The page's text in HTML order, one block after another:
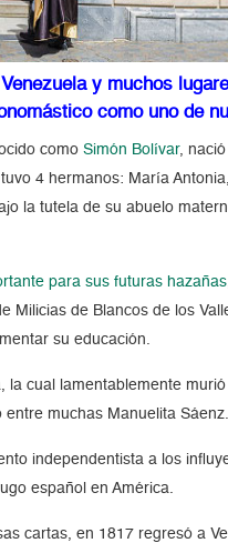
y muchos
como uno de
comoSimón Bolívar,
4 hermanos: María
la tutela de su abuelo
para sus futuras hazañas
Milicias de Blancos de los
su educación.
cual lamentablemente
entre muchas Manuelita Sáenz.
independentista a los
español en América.
cartas, en 1817 regresó a